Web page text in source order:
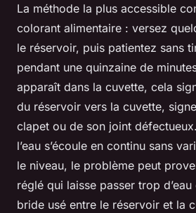
La méthode la plus accessible
colorant alimentaire : versez
le réservoir, puis patientez sans
pendant une quinzaine de
apparaît dans la cuvette, cela
du réservoir vers la cuvette,
clapet ou de son joint
l’eau s’écoule en continu sans
le niveau, le problème peut
réglé qui laisse passer trop d’eau
bride usé entre le réservoir et la